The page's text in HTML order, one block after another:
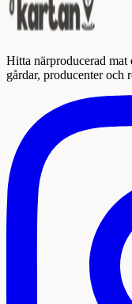
Hitta närproducerad
gårdar, producenter och